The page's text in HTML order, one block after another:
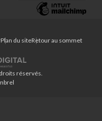
Plan du siteRetour au sommet
réservés.